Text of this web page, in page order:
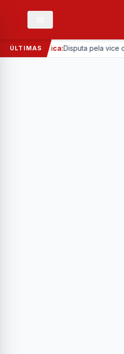
ÚLTIMAS
Política: Disputa pela vice de